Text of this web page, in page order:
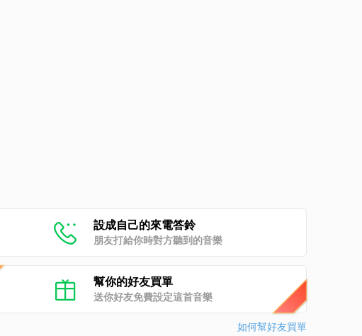
設成自己的來電答鈴
朋友打給你時對方聽到的音樂
幫你的好友買單
送你好友免費設定這首音樂
如何幫好友買單